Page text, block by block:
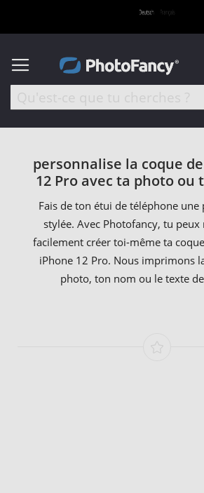
personnalise la coque
12 Pro avec ta photo ou
Fais de ton étui de téléphone une
stylée. Avec Photofancy, tu
facilement créer toi-même ta
iPhone 12 Pro. Nous imprimons
photo, ton nom ou le texte